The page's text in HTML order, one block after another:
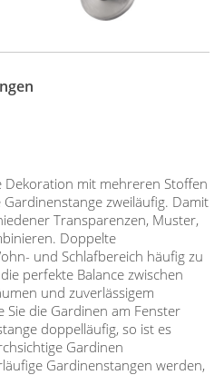
Dekoration mit mehreren Stoffen
zweiläufig. Damit
Transparenzen, Muster,
Doppelte
und Schlafbereich häufig zu
perfekte Balance zwischen
und zuverlässigem
Sie die Gardinen am Fenster
doppelläufig, so ist es
Gardinen
Gardinenstangen werden,